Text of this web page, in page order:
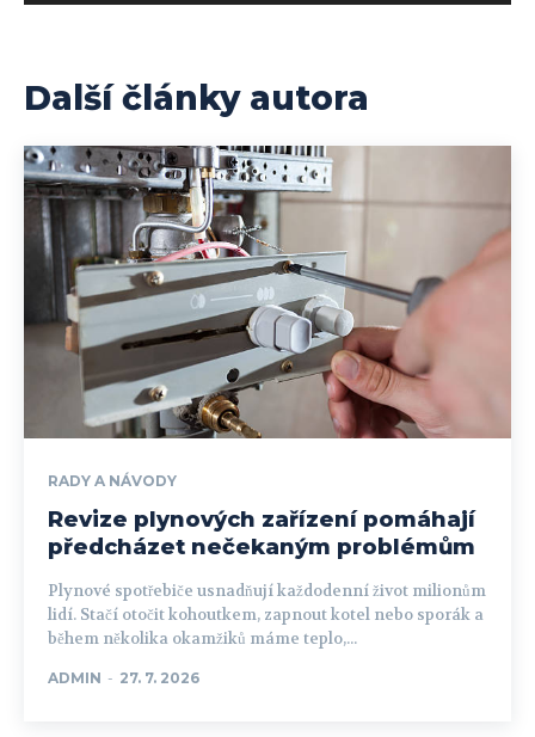
Další články autora
RADY A NÁVODY
Revize plynových zařízení pomáhají
předcházet nečekaným problémům
Plynové spotřebiče usnadňují každodenní život milionům
lidí. Stačí otočit kohoutkem, zapnout kotel nebo sporák a
během několika okamžiků máme teplo,...
ADMIN - 27. 7. 2026